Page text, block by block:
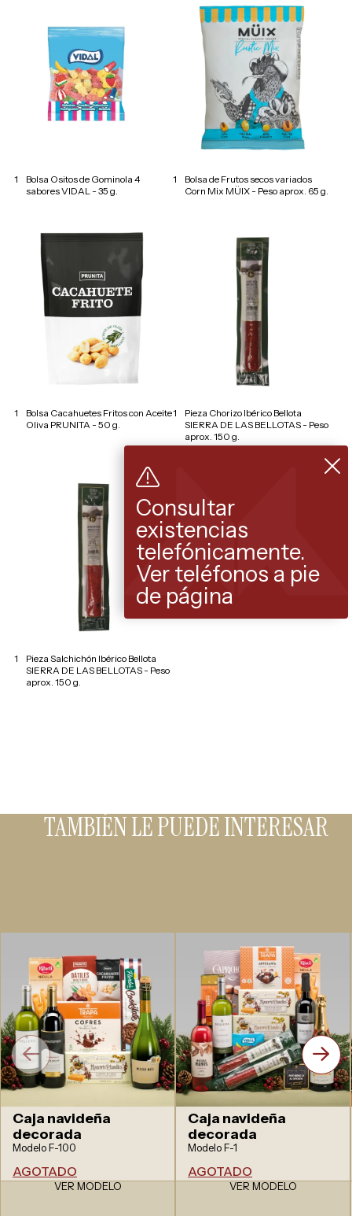
1
Bolsa Ositos de Gominola 4
sabores VIDAL - 35 g.
1
Bolsa de Frutos secos variados
Corn Mix MÜIX - Peso aprox. 65 g.
1
Bolsa Cacahuetes Fritos con Aceite
Oliva PRUNITA - 50 g.
1
Pieza Chorizo Ibérico Bellota
SIERRA DE LAS BELLOTAS - Peso
aprox. 150 g.
1
Pieza Salchichón Ibérico Bellota
SIERRA DE LAS BELLOTAS - Peso
aprox. 150 g.
TAMBIÉN LE PUEDE INTERESAR
Caja navideña
decorada
Modelo F-100
AGOTADO
VER MODELO
Caja navideña
decorada
Modelo F-1
AGOTADO
VER MODELO
Consultar
existencias
telefónicamente.
Ver teléfonos a pie
de página